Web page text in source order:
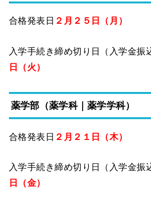
合格発表日 ２月２５日（月）
入学手続き締め切り日（入学金振
日（火）
薬学部（薬学科｜薬学学科）
合格発表日 ２月２１日（木）
入学手続き締め切り日（入学金振
日（金）